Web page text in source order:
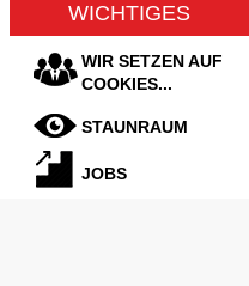
WICHTIGES
WIR SETZEN AUF
COOKIES...
STAUNRAUM
JOBS